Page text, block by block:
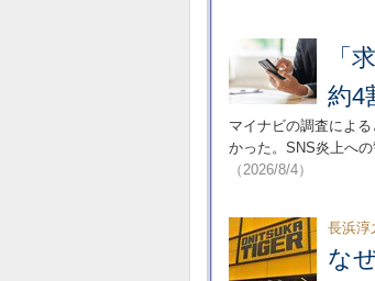
「
約4
マイナビの調査によ
かった。SNS炎上へ
（2026/8/4）
長浜淳
な